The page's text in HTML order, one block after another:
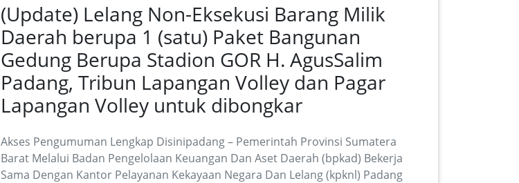
(Update) Lelang Non-Eksekusi Barang Milik
Daerah berupa 1 (satu) Paket Bangunan
Gedung Berupa Stadion GOR H. AgusSalim
Padang, Tribun Lapangan Volley dan Pagar
Lapangan Volley untuk dibongkar
Akses Pengumuman Lengkap Disinipadang – Pemerintah Provinsi Sumatera
Barat Melalui Badan Pengelolaan Keuangan Dan Aset Daerah (bpkad) Bekerja
Sama Dengan Kantor Pelayanan Kekayaan Negara Dan Lelang (kpknl) Padang